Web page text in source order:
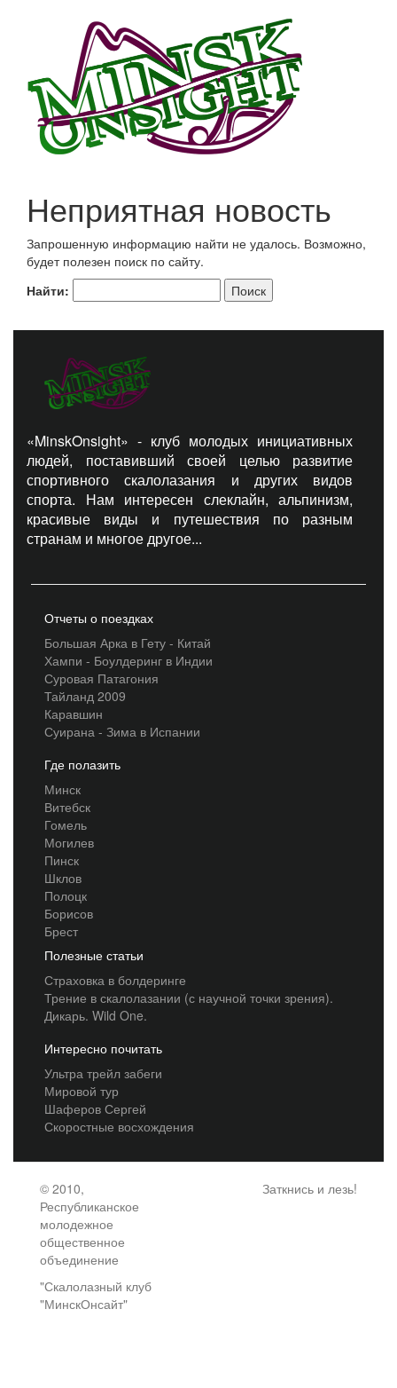
Неприятная новость
Запрошенную информацию найти не удалось. Возможно,
будет полезен поиск по сайту.
Найти:
«MinskOnsight» - клуб молодых инициативных
людей, поставивший своей целью развитие
спортивного скалолазания и других видов
спорта. Нам интересен слеклайн, альпинизм,
красивые виды и путешествия по разным
странам и многое другое...
Отчеты о поездках
Большая Арка в Гету - Китай
Хампи - Боулдеринг в Индии
Суровая Патагония
Тайланд 2009
Каравшин
Суирана - Зима в Испании
Где полазить
Минск
Витебск
Гомель
Могилев
Пинск
Шклов
Полоцк
Борисов
Брест
Полезные статьи
Страховка в болдеринге
Трение в скалолазании (с научной точки зрения).
Дикарь. Wild One.
Интересно почитать
Ультра трейл забеги
Мировой тур
Шаферов Сергей
Скоростные восхождения
© 2010,
Республиканское
молодежное
общественное
объединение
"Скалолазный клуб
"МинскОнсайт"
Заткнись и лезь!